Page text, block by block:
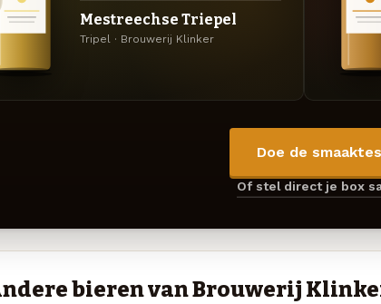
Mestreechse Triepel
Tripel · Brouwerij Klinker
Doe de
Of stel direct je box
bieren van Brouwerij